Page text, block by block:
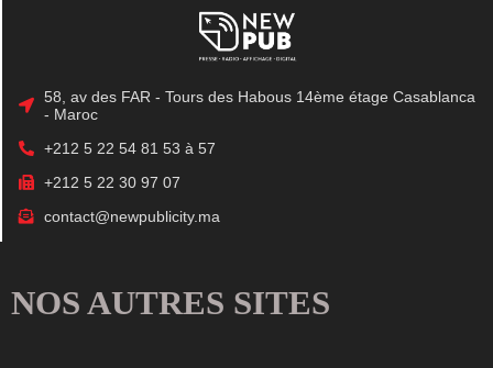
58, av des FAR - Tours des Habous 14ème étage Casablanca
- Maroc
+212 5 22 54 81 53 à 57
+212 5 22 30 97 07
contact@newpublicity.ma
NOS AUTRES SITES